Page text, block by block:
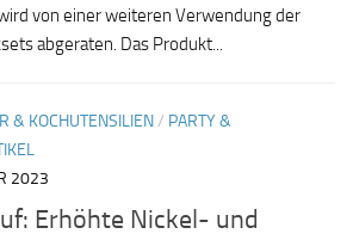
von einer weiteren Verwendung der
abgeraten. Das Produkt...
& KOCHUTENSILIEN/ PARTY &
2023
Erhöhte Nickel- und